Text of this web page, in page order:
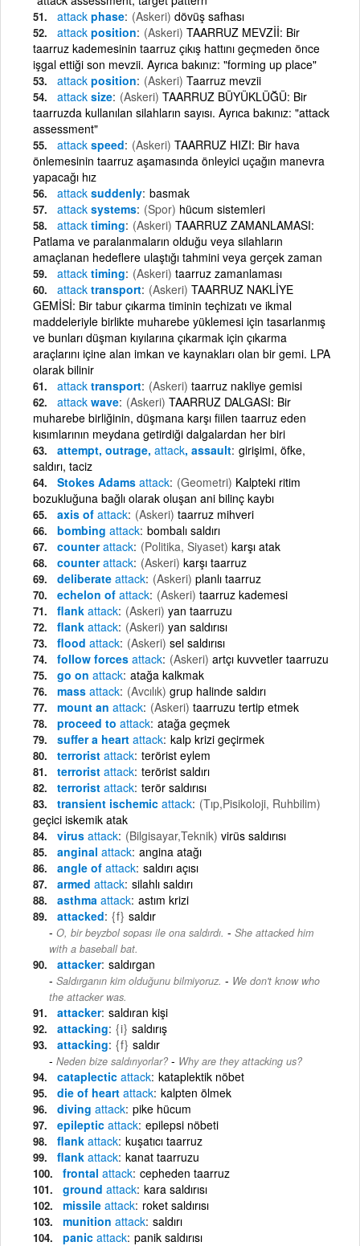
attack phase (Askeri) dövüş safhası
attack position (Askeri) TAARRUZ MEVZİİ: Bir
taarruz kademesinin taarruz çıkış hattını geçmeden önce
işgal ettiği son mevzii. Ayrıca bakınız: "forming up place"
attack position (Askeri) Taarruz mevzii
attack size (Askeri) TAARRUZ BÜYÜKLÜĞÜ: Bir
taarruzda kullanılan silahların sayısı. Ayrıca bakınız: "attack
assessment"
attack speed (Askeri) TAARRUZ HIZI: Bir hava
önlemesinin taarruz aşamasında önleyici uçağın manevra
yapacağı hız
attack suddenly basmak
attack systems (Spor) hücum sistemleri
attack timing (Askeri) TAARRUZ ZAMANLAMASI:
Patlama ve paralanmaların olduğu veya silahların
amaçlanan hedeflere ulaştığı tahmini veya gerçek zaman
attack timing (Askeri) taarruz zamanlaması
attack transport (Askeri) TAARRUZ NAKLİYE
GEMİSİ: Bir tabur çıkarma timinin teçhizatı ve ikmal
maddeleriyle birlikte muharebe yüklemesi için tasarlanmış
ve bunları düşman kıyılarına çıkarmak için çıkarma
araçlarını içine alan imkan ve kaynakları olan bir gemi. LPA
olarak bilinir
attack transport (Askeri) taarruz nakliye gemisi
attack wave (Askeri) TAARRUZ DALGASI: Bir
muharebe birliğinin, düşmana karşı fiilen taarruz eden
kısımlarının meydana getirdiği dalgalardan her biri
attempt, outrage, attack, assault girişimi, öfke,
saldırı, taciz
Stokes Adams attack (Geometri) Kalpteki ritim
bozukluğuna bağlı olarak oluşan ani bilinç kaybı
axis of attack (Askeri) taarruz mihveri
bombing attack bombalı saldırı
counterattack (Politika, Siyaset) karşı atak
counterattack (Askeri) karşı taarruz
deliberate attack (Askeri) planlı taarruz
echelon of attack (Askeri) taarruz kademesi
flank attack (Askeri) yan taarruzu
flank attack (Askeri) yan saldırısı
flood attack (Askeri) sel saldırısı
follow forces attack (Askeri) artçı kuvvetler taarruzu
go on attack atağa kalkmak
mass attack (Avcılık) grup halinde saldırı
mount an attack (Askeri) taarruzu tertip etmek
proceed to attack atağa geçmek
suffer a heart attack kalp krizi geçirmek
terrorist attack terörist eylem
terrorist attack terörist saldırı
terrorist attack terör saldırısı
transient ischemic attack (Tıp,Pisikoloji, Ruhbilim)
geçici iskemik atak
virus attack (Bilgisayar,Teknik) virüs saldırısı
anginal attack angina atağı
angle of attack saldırı açısı
armed attack silahlı saldırı
asthma attack astım krizi
attacked {f} saldır
O, bir beyzbol sopası ile ona saldırdı. - She attacked him
with a baseball bat.
attacker saldırgan
Saldırganın kim olduğunu bilmiyoruz. - We don't know who
the attacker was.
attacker saldıran kişi
attacking {i} saldırış
attacking {f} saldır
Neden bize saldırıyorlar? - Why are they attacking us?
cataplectic attack kataplektik nöbet
die of heart attack kalpten ölmek
diving attack pike hücum
epileptic attack epilepsi nöbeti
flank attack kuşatıcı taarruz
flank attack kanat taarruzu
frontal attack cepheden taarruz
ground attack kara saldırısı
missile attack roket saldırısı
munition attack saldırı
panic attack panik saldırısı